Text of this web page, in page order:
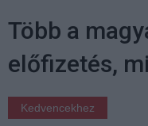
Több a
előfizetés,
Kedvencekhez